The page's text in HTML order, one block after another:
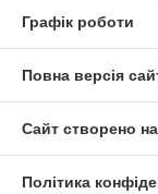
Графік роботи
Повна версія
Сайт створено
Політика